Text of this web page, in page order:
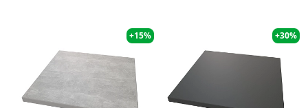
+15% +30%